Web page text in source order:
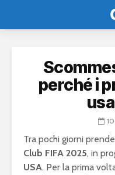
perché i
Tra pochi giorni
Club FIFA 2025, in
USA. Per la prima